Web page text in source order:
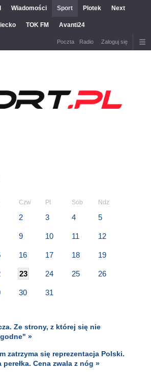
Wiadomości Sport Plotek Next
TOK FM Avanti24
Poczta Radio Zaloguj się
Czw Pt Sob Ndz
2 3 4 5
9 10 11 12
16 17 18 19
23 24 25 26
30 31
Ze strony, z której się nie
»
zatrzyma się reprezentacja Polski.
Cena zwala z nóg »